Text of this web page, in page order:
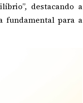
destacando a
fundamental para a